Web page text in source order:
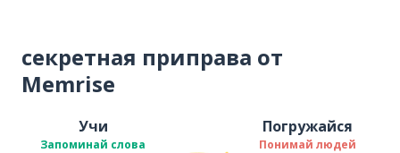
секретная приправа от
Memrise
Учи
Запоминай слова
Погружайся
Понимай людей